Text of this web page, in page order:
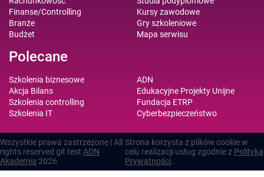
Finanse/Controlling
Branże
Budżet
Kursy zawodowe
Gry szkoleniowe
Mapa serwisu
Polecane
Szkolenia biznesowe
Akcja Bilans
Szkolenia controlling
Szkolenia IT
ADN
Edukacyjne Projekty Unijne
Fundacja ETRP
Cyberbezpieczeństwo
Wszystkie prawa zastrzezone | All
rights reserved git test ADN
Akademia 2026
Strona korzysta z plików cookie w
celu realizacji usług zgodnie z Polityką
Prywatności.